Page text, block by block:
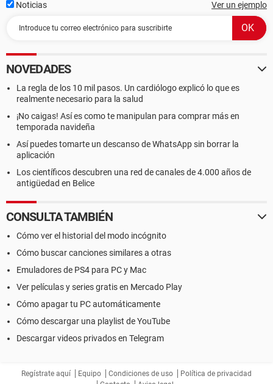
Noticias Ver un ejemplo
NOVEDADES
La regla de los 10 mil pasos. Un cardiólogo explicó lo que es
realmente necesario para la salud
¡No caigas! Así es como te manipulan para comprar más en
temporada navideña
Así puedes tomarte un descanso de WhatsApp sin borrar la
aplicación
Los científicos descubren una red de canales de 4.000 años de
antigüedad en Belice
CONSULTA TAMBIÉN
Cómo ver el historial del modo incógnito
Cómo buscar canciones similares a otras
Emuladores de PS4 para PC y Mac
Ver películas y series gratis en Mercado Play
Cómo apagar tu PC automáticamente
Cómo descargar una playlist de YouTube
Descargar videos privados en Telegram
Regístrate aquí Equipo Condiciones de uso
Política de privacidad